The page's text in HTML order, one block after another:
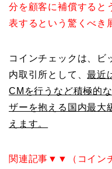
分を顧客に補償すると
表するという驚くべき
コインチェックは、ビ
内取引所として、最近
CMを行うなど積極的
ザーを抱える国内最大
えます。
関連記事▼▼（コイン